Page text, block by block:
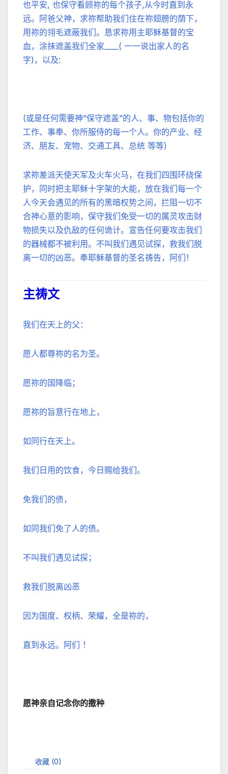
也平安, 也保守看顾祢的每个孩子,从今时直到永
远。阿爸父神，求祢帮助我们住在祢翅膀的荫下，
用祢的翎毛遮蔽我们。恳求祢用主耶稣基督的宝
血，涂抹遮盖我们全家____( 一一说出家人的名
字)，以及:
(或是任何需要神”保守遮盖”的人、事、物包括你的
工作、事奉、你所服侍的每一个人。你的产业、经
济、朋友、宠物、交通工具、总统 等等)
求祢差派天使天军及火车火马，在我们四围环绕保
护，同时把主耶稣十字架的大能，放在我们每一个
人今天会遇见的所有的黑暗权势之间，拦阻一切不
合神心意的影响，保守我们免受一切的属灵攻击财
物损失以及仇敌的任何诡计。宣告任何要攻击我们
的器械都不被利用。不叫我们遇见试探，救我们脱
离一切的凶恶。奉耶稣基督的圣名祷告，阿们！
主祷文
我们在天上的父：
愿人都尊祢的名为圣。
愿祢的国降临；
愿祢的旨意行在地上，
如同行在天上。
我们日用的饮食，今日赐给我们。
免我们的债，
如同我们免了人的债。
不叫我们遇见试探；
救我们脱离凶恶
因为国度、权柄、荣耀，全是祢的，
直到永远。阿们 ！
愿神亲自记念你的撒种
收藏 (0)